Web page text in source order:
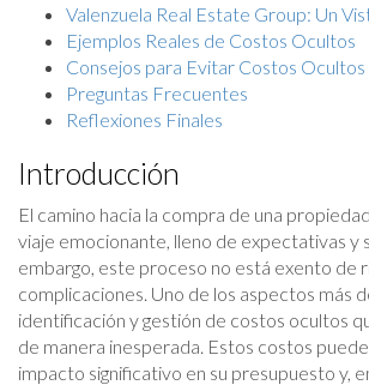
Valenzuela Real Estate Group: Un
Ejemplos Reales de Costos Ocultos
Consejos para Evitar Costos Ocultos
Preguntas Frecuentes
Reflexiones Finales
Introducción
El camino hacia la compra de una
viaje emocionante, lleno de expectativas y
embargo, este proceso no está exento de
complicaciones. Uno de los aspectos más
identificación y gestión de costos ocultos
de manera inesperada. Estos costos
impacto significativo en su presupuesto y,